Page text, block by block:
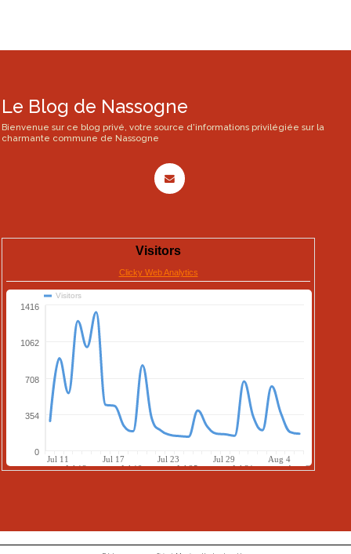
Le Blog de Nassogne
Bienvenue sur ce blog privé, votre source d'informations privilégiée sur la
charmante commune de Nassogne